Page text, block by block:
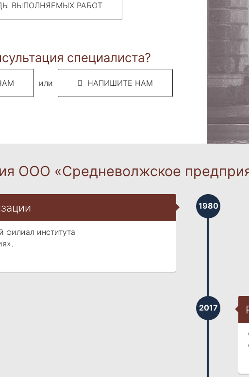
ВЫПОЛНЯЕМЫХ РАБОТ
специалиста?
или НАПИШИТЕ НАМ
ООО «Средневолжское
1980
филиал института
2017